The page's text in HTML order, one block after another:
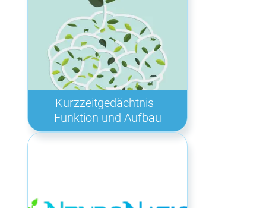
Kurzzeitgedächtnis -
Funktion und Aufbau